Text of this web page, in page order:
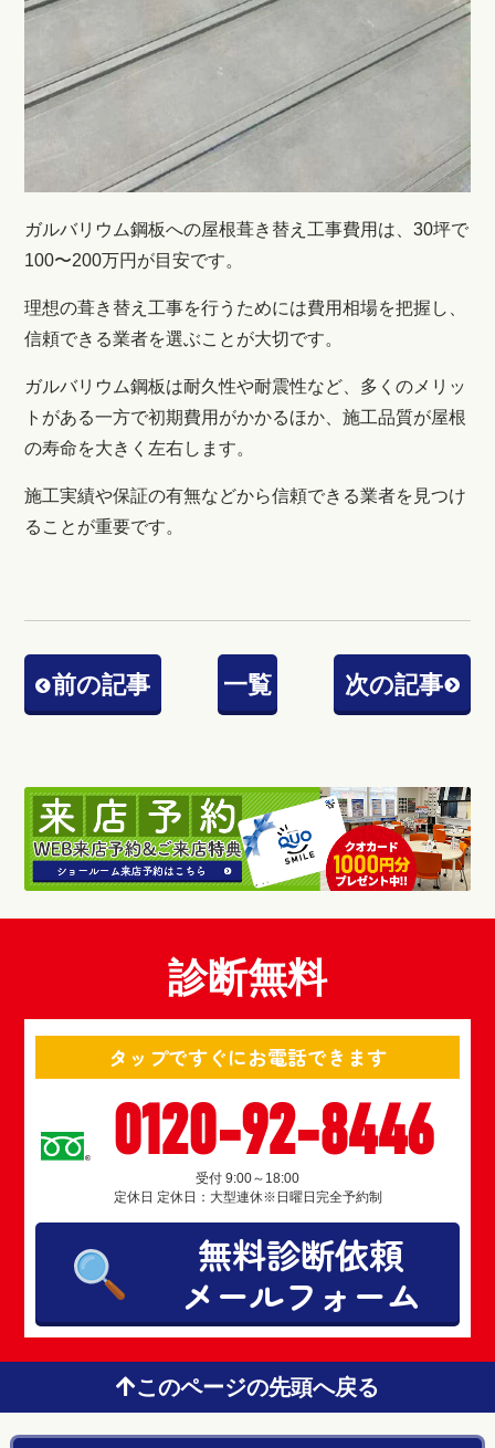
ガルバリウム鋼板への屋根葺き替え工事費用は、30坪で
100〜200万円が目安です。
理想の葺き替え工事を行うためには費用相場を把握し、
信頼できる業者を選ぶことが大切です。
ガルバリウム鋼板は耐久性や耐震性など、多くのメリッ
トがある一方で初期費用がかかるほか、施工品質が屋根
の寿命を大きく左右します。
施工実績や保証の有無などから信頼できる業者を見つけ
ることが重要です。
前の記事 一覧 次の記事
診断無料
タップですぐにお電話できます
0120-92-8446
受付 9:00～18:00
定休日 定休日：大型連休※日曜日完全予約制
無料診断依頼
メールフォーム
このページの先頭へ戻る